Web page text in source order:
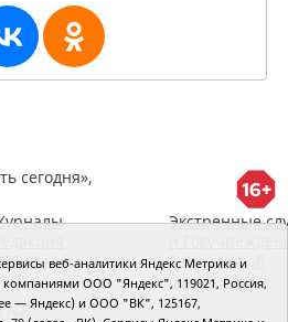
сегодня»,
поток
Экстренные
Сведения об
организации
А.В.
веб-аналитики Яндекс Метрика и
компаниями ООО "Яндекс", 119021, Россия,
— Яндекс) и ООО "ВК", 125167,